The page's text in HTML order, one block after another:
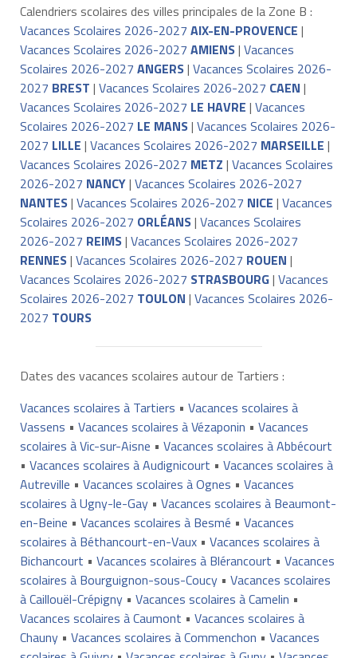
Calendriers scolaires des villes principales de la Zone B :
Vacances Scolaires 2026-2027 AIX-EN-PROVENCE |
Vacances Scolaires 2026-2027 AMIENS| Vacances
Scolaires 2026-2027 ANGERS| Vacances Scolaires 2026-
2027 BREST | Vacances Scolaires 2026-2027 CAEN |
Vacances Scolaires 2026-2027 LE HAVRE | Vacances
Scolaires 2026-2027 LE MANS| Vacances Scolaires 2026-
2027 LILLE | Vacances Scolaires 2026-2027 MARSEILLE |
Vacances Scolaires 2026-2027 METZ | Vacances Scolaires
2026-2027 NANCY| Vacances Scolaires 2026-2027
NANTES| Vacances Scolaires 2026-2027 NICE | Vacances
Scolaires 2026-2027 ORLÉANS| Vacances Scolaires
2026-2027 REIMS| Vacances Scolaires 2026-2027
RENNES| Vacances Scolaires 2026-2027 ROUEN |
Vacances Scolaires 2026-2027 STRASBOURG| Vacances
Scolaires 2026-2027 TOULON | Vacances Scolaires 2026-
2027 TOURS
Dates des vacances scolaires autour de Tartiers :
Vacances scolaires à Tartiers • Vacances scolaires à
Vassens • Vacances scolaires à Vézaponin • Vacances
scolaires à Vic-sur-Aisne • Vacances scolaires à Abbécourt
• Vacances scolaires à Audignicourt • Vacances scolaires à
Autreville • Vacances scolaires à Ognes • Vacances
scolaires à Ugny-le-Gay• Vacances scolaires à Beaumont-
en-Beine • Vacances scolaires à Besmé • Vacances
scolaires à Béthancourt-en-Vaux• Vacances scolaires à
Bichancourt • Vacances scolaires à Blérancourt • Vacances
scolaires à Bourguignon-sous-Coucy• Vacances scolaires
à Caillouël-Crépigny• Vacances scolaires à Camelin •
Vacances scolaires à Caumont • Vacances scolaires à
Chauny• Vacances scolaires à Commenchon • Vacances